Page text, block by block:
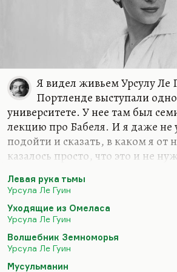
Я видел живьем Урсулу Ле
Портленде выступали
университете. У нее там был
лекцию про Бабеля. И я даже не
подойти и сказать, в каком я от
казалось просто, что это и не
что в соседней аудитории читает
Ле Гуин, меня наполняла каким-
счастьем. Ну, я прямо летал.
груди».
Что касается отношения к ней и
ней сказать. Понимаете, я могу
Левая рука тьмы
Урсула Ле Гуин
Уходящие из Омеласа
Урсула Ле Гуин
Волшебник Земноморья
Урсула Ле Гуин
Мусульманин